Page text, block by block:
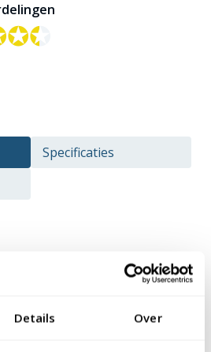
Details Over
Specificaties
kopen? Deze vlag is
afwerking. De vlag is gemaakt van